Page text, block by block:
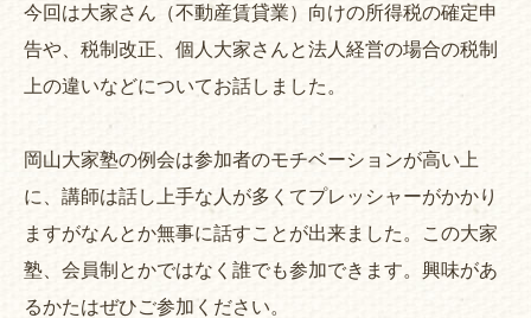
今回は大家さん（不動産賃貸業）向けの所得税の確定申
告や、税制改正、個人大家さんと法人経営の場合の税制
上の違いなどについてお話しました。
岡山大家塾の例会は参加者のモチベーションが高い上
に、講師は話し上手な人が多くてプレッシャーがかかり
ますがなんとか無事に話すことが出来ました。この大家
塾、会員制とかではなく誰でも参加できます。興味があ
るかたはぜひご参加ください。